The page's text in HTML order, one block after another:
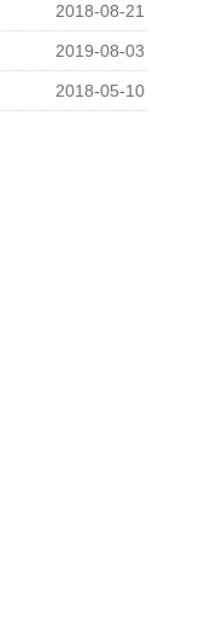
2018-08-21
2019-08-03
2018-05-10